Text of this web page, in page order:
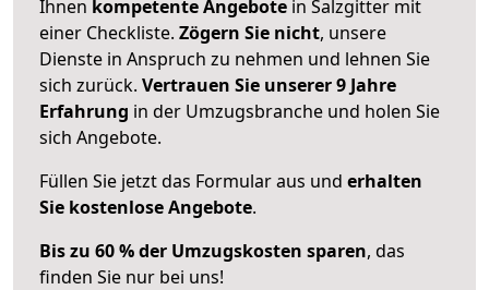
Ihnen kompetente Angebote in Salzgitter mit
einer Checkliste. Zögern Sie nicht, unsere
Dienste in Anspruch zu nehmen und lehnen Sie
sich zurück. Vertrauen Sie unserer 9 Jahre
Erfahrung in der Umzugsbranche und holen Sie
sich Angebote.
Füllen Sie jetzt das Formular aus und erhalten
Sie kostenlose Angebote.
Bis zu 60 % der Umzugskosten sparen, das
finden Sie nur bei uns!